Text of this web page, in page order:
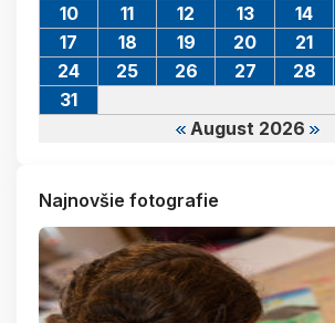
August 2026
10
11 12 13 14
17
18 19 20 21
24
25 26 27 28
31
Najnovšie fotografie